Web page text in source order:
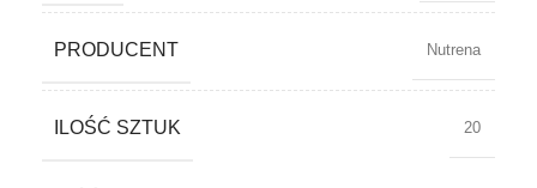
PRODUCENT Nutrena
ILOŚĆ SZTUK 20